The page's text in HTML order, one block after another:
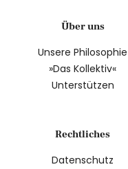
Über uns
Unsere Philosophie
»Das Kollektiv«
Unterstützen
Rechtliches
Datenschutz